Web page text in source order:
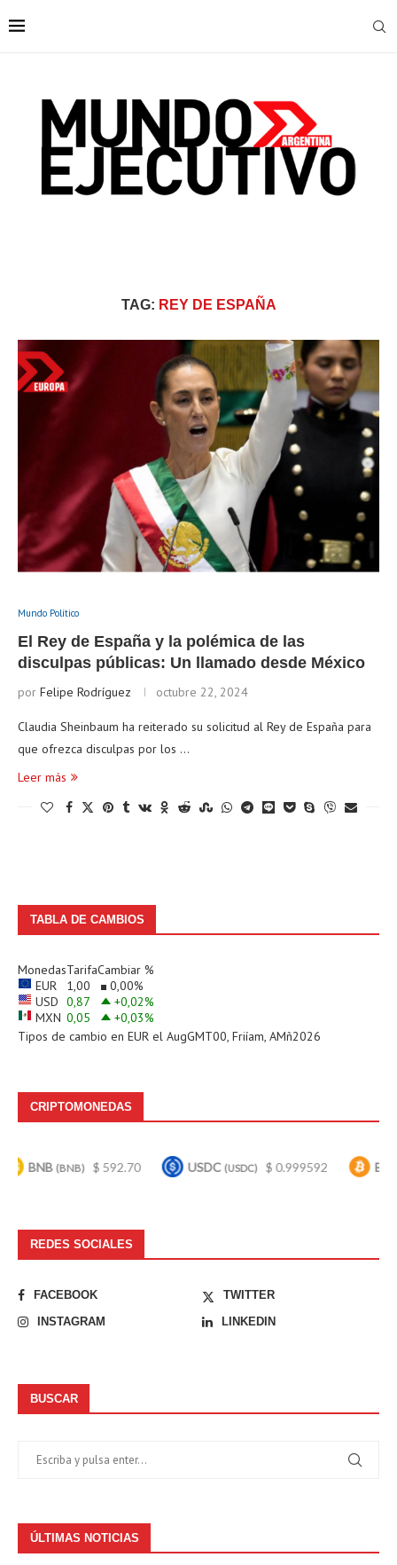
TAG: REY DE ESPAÑA
Mundo Político
El Rey de España y la polémica de las
disculpas públicas: Un llamado desde México
por Felipe Rodríguez octubre 22, 2024
Claudia Sheinbaum ha reiterado su solicitud al Rey de España para
que ofrezca disculpas por los …
Leer más
TABLA DE CAMBIOS
MonedasTarifaCambiar %
EUR
1,00 0,00%
USD 0,87 +0,02%
MXN 0,05 +0,03%
Tipos de cambio en EUR el AugGMT00, Friíam, AMñ2026
CRIPTOMONEDAS
(BNB) $ 592.70 USDC(USDC) $ 0.999592 Bitcoin
REDES SOCIALES
FACEBOOK
TWITTER
INSTAGRAM
LINKEDIN
BUSCAR
ÚLTIMAS NOTICIAS